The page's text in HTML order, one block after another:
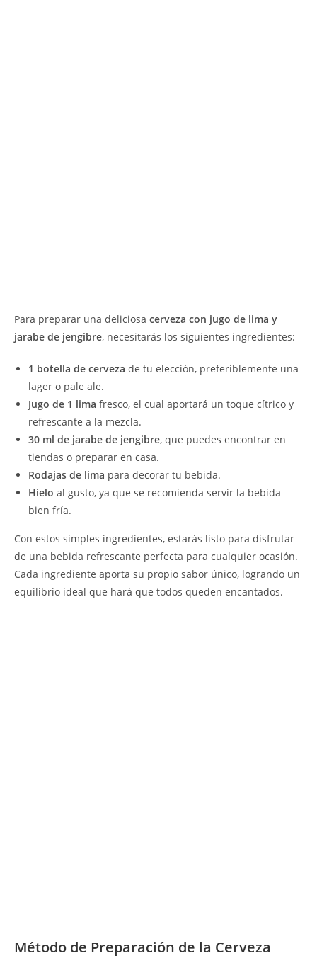
Para preparar una deliciosa cerveza con jugo de lima y
jarabe de jengibre, necesitarás los siguientes ingredientes:
1 botella de cerveza de tu elección, preferiblemente una
lager o pale ale.
Jugo de 1 lima fresco, el cual aportará un toque cítrico y
refrescante a la mezcla.
30 ml de jarabe de jengibre, que puedes encontrar en
tiendas o preparar en casa.
Rodajas de lima para decorar tu bebida.
Hielo al gusto, ya que se recomienda servir la bebida
bien fría.
Con estos simples ingredientes, estarás listo para disfrutar
de una bebida refrescante perfecta para cualquier ocasión.
Cada ingrediente aporta su propio sabor único, logrando un
equilibrio ideal que hará que todos queden encantados.
Método de Preparación de la Cerveza